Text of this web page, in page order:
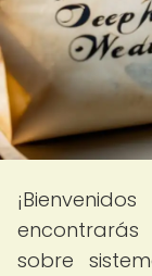
sobre